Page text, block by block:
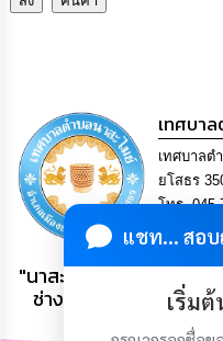
กิจการ
สภา
ท้อง
ถิ่น
ของ
การ
เทศบา
เทศบาลต
ยโสธร
โทร.
"นาสะไมย์ กระติบข้าวใ
ช่างหล่อ ขอขิกเสียงดี ที่
ธรร
แชท... สอ
เริ่ม